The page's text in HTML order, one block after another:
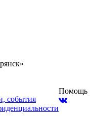
события
Помощь